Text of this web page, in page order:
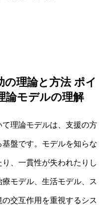
の理論と方法 ポイ
論モデルの理解
理論モデルは、支援の方
盤です。モデルを知らな
、一貫性が失われたりし
モデル、生活モデル、ス
交互作用を重視するシス